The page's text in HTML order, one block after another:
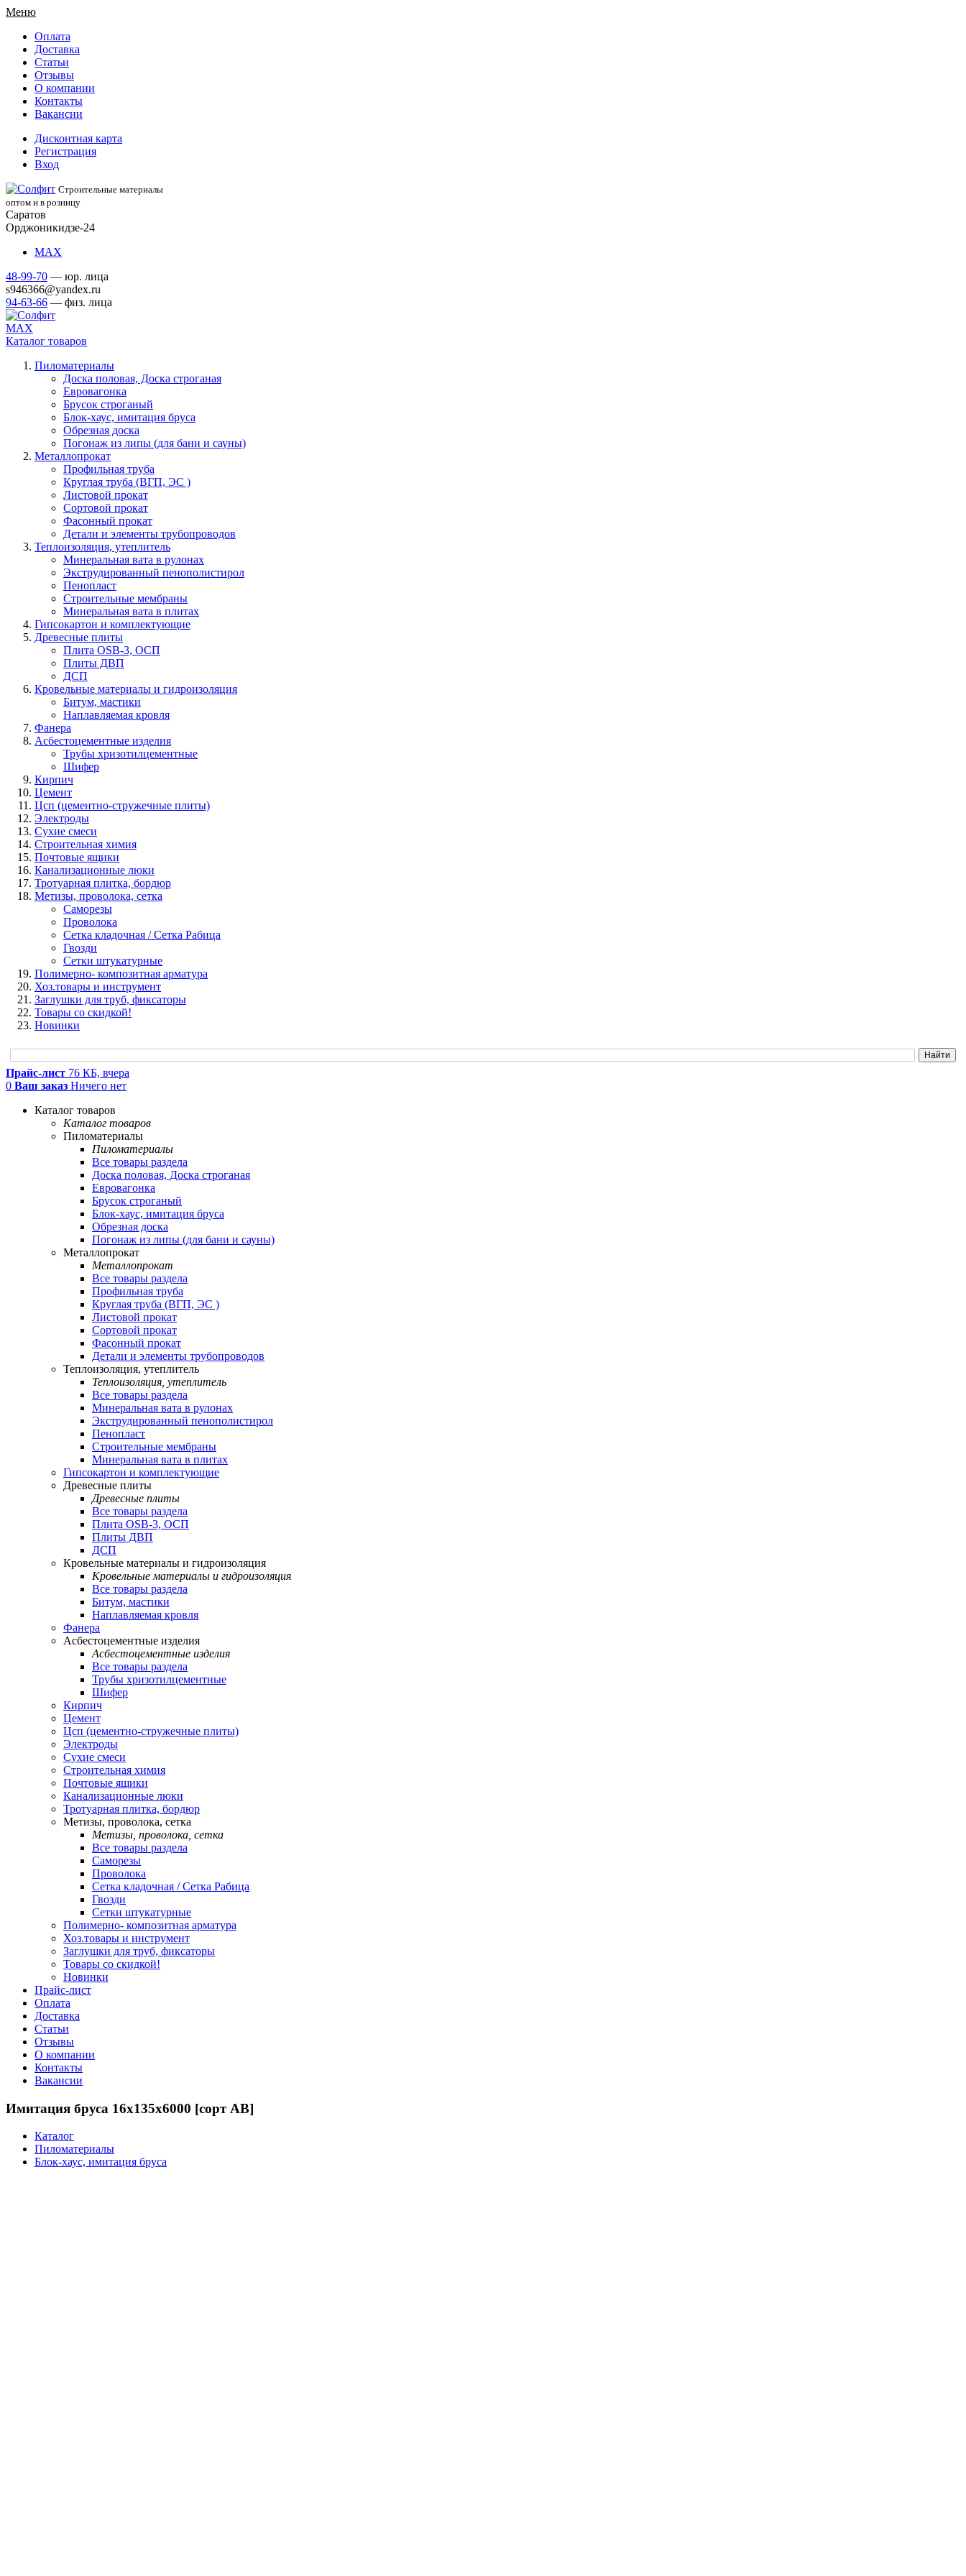
Меню
Оплата
Доставка
Статьи
Отзывы
О компании
Контакты
Вакансии
Дисконтная карта
Регистрация
Вход
Строительные материалы
оптом и в розницу
Саратов
Орджоникидзе-24
МАХ
48-99-70 — юр. лица
s946366@yandex.ru
94-63-66 — физ. лица
МАХ
Каталог товаров
Пиломатериалы
Доска половая, Доска строганая
Евровагонка
Брусок строганый
Блок-хаус, имитация бруса
Обрезная доска
Погонаж из липы (для бани и сауны)
Металлопрокат
Профильная труба
Круглая труба (ВГП, ЭС )
Листовой прокат
Сортовой прокат
Фасонный прокат
Детали и элементы трубопроводов
Теплоизоляция, утеплитель
Минеральная вата в рулонах
Экструдированный пенополистирол
Пенопласт
Строительные мембраны
Минеральная вата в плитах
Гипсокартон и комплектующие
Древесные плиты
Плита OSB-3, ОСП
Плиты ДВП
ДСП
Кровельные материалы и гидроизоляция
Битум, мастики
Наплавляемая кровля
Фанера
Асбестоцементные изделия
Трубы хризотилцементные
Шифер
Кирпич
Цемент
Цсп (цементно-стружечные плиты)
Электроды
Сухие смеси
Строительная химия
Почтовые ящики
Канализационные люки
Тротуарная плитка, бордюр
Метизы, проволока, сетка
Саморезы
Проволока
Сетка кладочная / Сетка Рабица
Гвозди
Сетки штукатурные
Полимерно- композитная арматура
Хоз.товары и инструмент
Заглушки для труб, фиксаторы
Товары со скидкой!
Новинки
Прайс-лист 76 КБ, вчера
0 Ваш заказ Ничего нет
Каталог товаров
Каталог товаров
Пиломатериалы
Пиломатериалы
Все товары раздела
Доска половая, Доска строганая
Евровагонка
Брусок строганый
Блок-хаус, имитация бруса
Обрезная доска
Погонаж из липы (для бани и сауны)
Металлопрокат
Металлопрокат
Все товары раздела
Профильная труба
Круглая труба (ВГП, ЭС )
Листовой прокат
Сортовой прокат
Фасонный прокат
Детали и элементы трубопроводов
Теплоизоляция, утеплитель
Теплоизоляция, утеплитель
Все товары раздела
Минеральная вата в рулонах
Экструдированный пенополистирол
Пенопласт
Строительные мембраны
Минеральная вата в плитах
Гипсокартон и комплектующие
Древесные плиты
Древесные плиты
Все товары раздела
Плита OSB-3, ОСП
Плиты ДВП
ДСП
Кровельные материалы и гидроизоляция
Кровельные материалы и гидроизоляция
Все товары раздела
Битум, мастики
Наплавляемая кровля
Фанера
Асбестоцементные изделия
Асбестоцементные изделия
Все товары раздела
Трубы хризотилцементные
Шифер
Кирпич
Цемент
Цсп (цементно-стружечные плиты)
Электроды
Сухие смеси
Строительная химия
Почтовые ящики
Канализационные люки
Тротуарная плитка, бордюр
Метизы, проволока, сетка
Метизы, проволока, сетка
Все товары раздела
Саморезы
Проволока
Сетка кладочная / Сетка Рабица
Гвозди
Сетки штукатурные
Полимерно- композитная арматура
Хоз.товары и инструмент
Заглушки для труб, фиксаторы
Товары со скидкой!
Новинки
Прайс-лист
Оплата
Доставка
Статьи
Отзывы
О компании
Контакты
Вакансии
Имитация бруса 16х135х6000 [сорт АВ]
Каталог
Пиломатериалы
Блок-хаус, имитация бруса